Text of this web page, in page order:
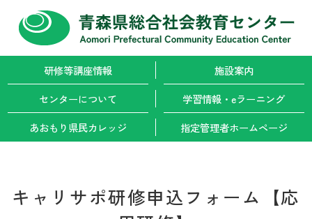
研修等講座情報
施設案内
センターについて
学習情報・ eラーニング
あおもり県民カレッジ
指定管理者ホームページ
キャリサポ研修申込フォーム【応